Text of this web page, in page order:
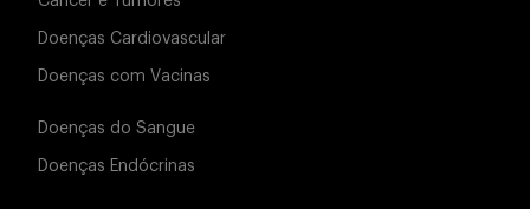
Doenças Cardiovascular
Doenças com Vacinas
Doenças do Sangue
Doenças Endócrinas